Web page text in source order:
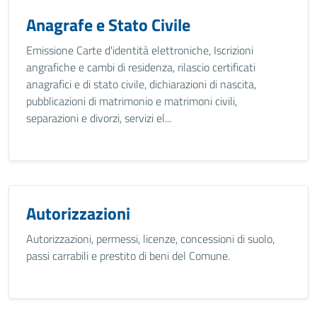
Anagrafe e Stato Civile
Emissione Carte d'identità elettroniche, Iscrizioni
angrafiche e cambi di residenza, rilascio certificati
anagrafici e di stato civile, dichiarazioni di nascita,
pubblicazioni di matrimonio e matrimoni civili,
separazioni e divorzi, servizi el...
Autorizzazioni
Autorizzazioni, permessi, licenze, concessioni di suolo,
passi carrabili e prestito di beni del Comune.